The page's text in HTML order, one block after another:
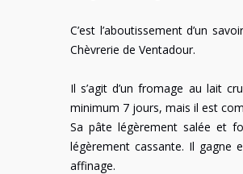
C’est l’aboutissement d’un
Chèvrerie de Ventadour.
Il s’agit d’un fromage au lait
minimum 7 jours, mais il est
Sa pâte légèrement salée et
légèrement cassante. Il gagne
affinage.